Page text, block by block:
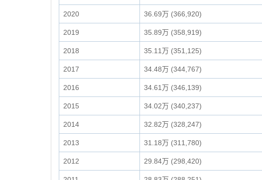
2020 36.69万 (366,920)
2019 35.89万 (358,919)
2018 35.11万 (351,125)
2017 34.48万 (344,767)
2016 34.61万 (346,139)
2015 34.02万 (340,237)
2014 32.82万 (328,247)
2013 31.18万 (311,780)
2012 29.84万 (298,420)